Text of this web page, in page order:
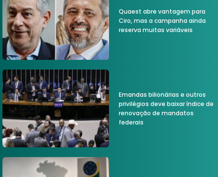
Quaest abre vantagem para
Ciro, mas a campanha ainda
reserva muitas variáveis
Emandas bilionárias e outros
privilégios deve baixar índice de
renovação de mandatos
federais